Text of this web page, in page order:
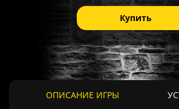
Купить
ОПИСАНИЕ ИГРЫ